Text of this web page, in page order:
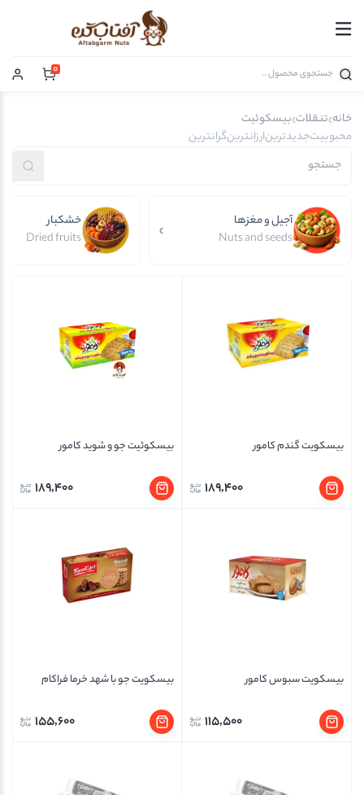
0
خانه تنقلات بیسکوئیت
محبوبیتجدیدترینارزانترینگرانترین
آجیل و مغزها
Nuts and seeds
خشکبار
Dried fruits
بیسکویت گندم کامور
189,400
بیسکوئیت جو و شوید کامور
189,400
بیسکویت سبوس کامور
115,500
بیسکویت جو با شهد خرما فراکام
155,600